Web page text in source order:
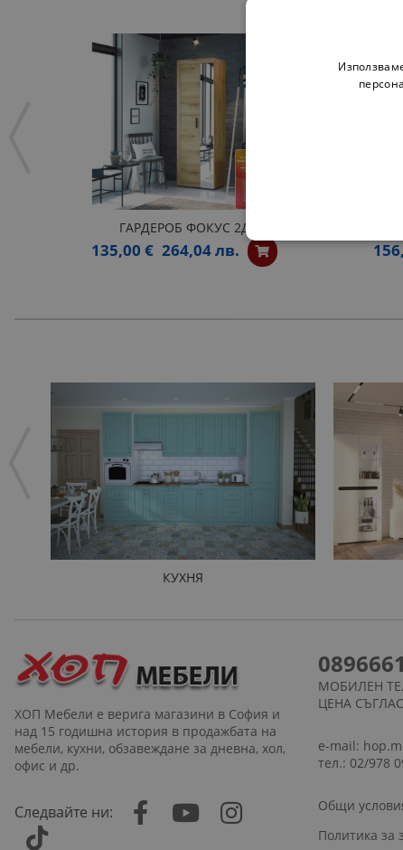
ГАРДЕРОБ ФОКУС 2Д
135,00 € 264,04 лв.
КУХНЯ
ХОП Мебели е верига магазини в София и
над 15 годишна история в продажбата на
мебели, кухни, обзавеждане за дневна, хол,
офис и др.
Следвайте ни:
МОБИЛЕН
ЦЕНА
e-mail:
тел.: 02/978
Общи
Политика за